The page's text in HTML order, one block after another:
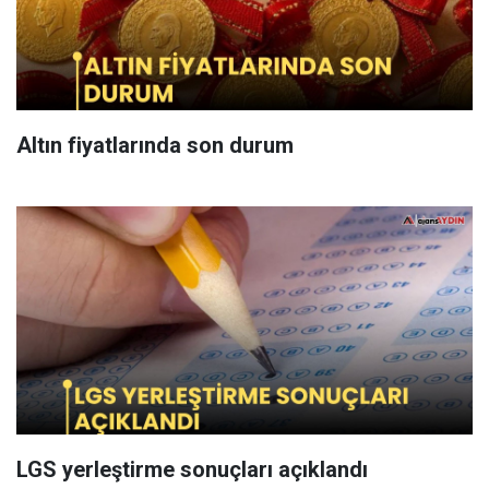
Altın fiyatlarında son durum
LGS yerleştirme sonuçları açıklandı